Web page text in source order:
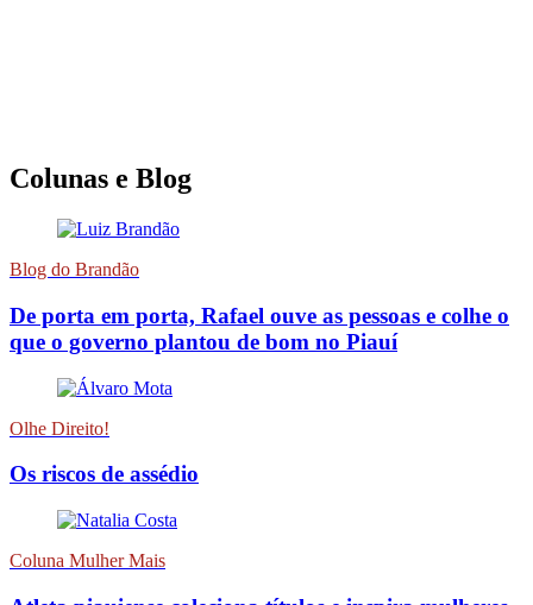
Colunas e Blog
Blog do Brandão
De porta em porta, Rafael ouve as pessoas e colhe o
que o governo plantou de bom no Piauí
Olhe Direito!
Os riscos de assédio
Coluna Mulher Mais